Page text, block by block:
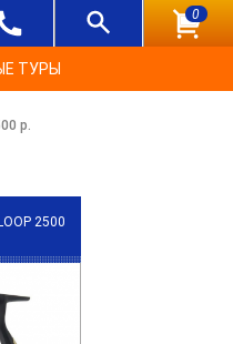
0
ТУРЫ
р.
2500